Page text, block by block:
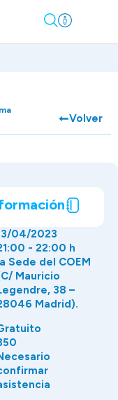
Volver
04/2023
- 22:00 h
Sede del COEM
Mauricio
38 –
Madrid).